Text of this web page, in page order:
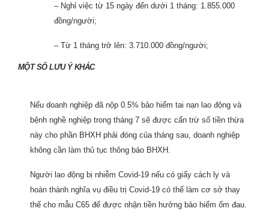
– Nghỉ việc từ 15 ngày đến dưới 1 tháng: 1.855.000
đồng/người;
– Từ 1 tháng trở lên: 3.710.000 đồng/người;
MỘT SỐ LƯU Ý KHÁC
Nếu doanh nghiệp đã nộp 0.5% bảo hiểm tai nạn lao động và
bệnh nghề nghiệp trong tháng 7 sẽ được cấn trừ số tiền thừa
này cho phần BHXH phải đóng của tháng sau, doanh nghiệp
không cần làm thủ tục thông báo BHXH.
Người lao động bị nhiễm Covid-19 nếu có giấy cách ly và
hoàn thành nghĩa vụ điều trị Covid-19 có thể làm cơ sở thay
thế cho mẫu C65 để được nhận tiền hưởng bảo hiểm ốm đau.